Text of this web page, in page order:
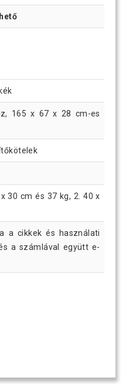
165 x 67 x 28 cm-es
30 cm és 37 kg, 2. 40 x
a cikkek és használati
a számlával együtt e-